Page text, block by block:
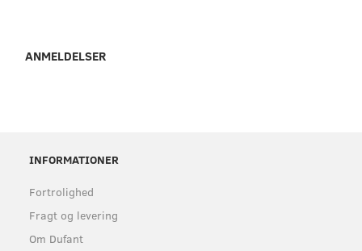
ANMELDELSER
INFORMATIONER
Fortrolighed
Fragt og levering
Om Dufant